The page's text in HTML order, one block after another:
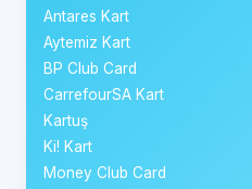
Antares Kart
Aytemiz Kart
BP Club Card
CarrefourSA Kart
Kartuş
Ki! Kart
Money Club Card